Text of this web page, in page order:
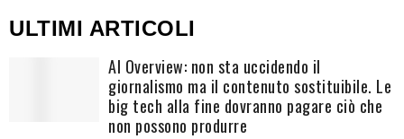
ULTIMI ARTICOLI
AI Overview: non sta uccidendo il
giornalismo ma il contenuto sostituibile. Le
big tech alla fine dovranno pagare ciò che
non possono produrre